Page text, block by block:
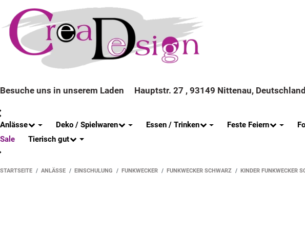
Besuche uns in unserem Laden Hauptstr. 27 , 93149 Nittenau, Deutschland
Anlässe Deko / Spielwaren Essen / Trinken Feste Feiern
Sale
Tierisch gut
STARTSEITE ANLÄSSE EINSCHULUNG FUNKWECKER FUNKWECKER SCHWARZ KINDER FUNKWECKER